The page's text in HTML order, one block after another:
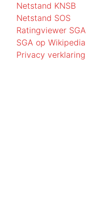
Netstand KNSB
Netstand SOS
Ratingviewer SGA
SGA op Wikipedia
Privacy verklaring